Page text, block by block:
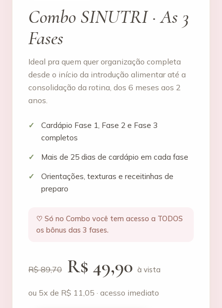
Combo SINUTRI · As 3
Fases
Ideal pra quem quer organização completa
desde o início da introdução alimentar até a
consolidação da rotina, dos 6 meses aos 2
anos.
Cardápio Fase 1, Fase 2 e Fase 3
completos
Mais de 25 dias de cardápio em cada fase
Orientações, texturas e receitinhas de
preparo
♡ Só no Combo você tem acesso a TODOS
os bônus das 3 fases.
R$ 89,70 R$ 49,90 à vista
ou 5x de R$ 11,05 · acesso imediato